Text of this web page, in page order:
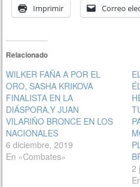
Imprimir Correo
Relacionado
WILKER FAÑA A POR EL
ORO, SASHA KRIKOVA
FINALISTA EN LA
DIÁSPORA,Y JUAN
VILARIÑO BRONCE EN LOS
NACIONALES
6 diciembre, 2019
En «Combates»
2